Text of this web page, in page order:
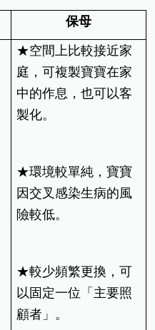
保母
★空間上比較接近家
庭，可複製寶寶在家
中的作息，也可以客
製化。
★環境較單純，寶寶
因交叉感染生病的風
險較低。
★較少頻繁更換，可
以固定一位「主要照
顧者」。